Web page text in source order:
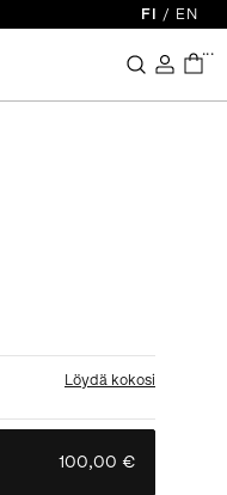
FI / EN
...
Löydä kokosi
100,00 €